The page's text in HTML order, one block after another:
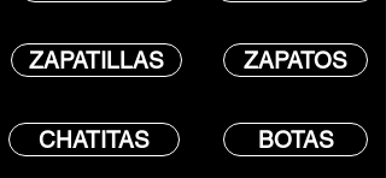
ZAPATILLAS
CHATITAS
ZAPATOS
BOTAS